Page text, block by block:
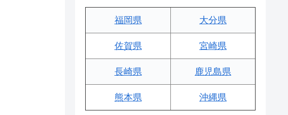
福岡県 大分県
佐賀県 宮崎県
長崎県 鹿児島県
熊本県 沖縄県